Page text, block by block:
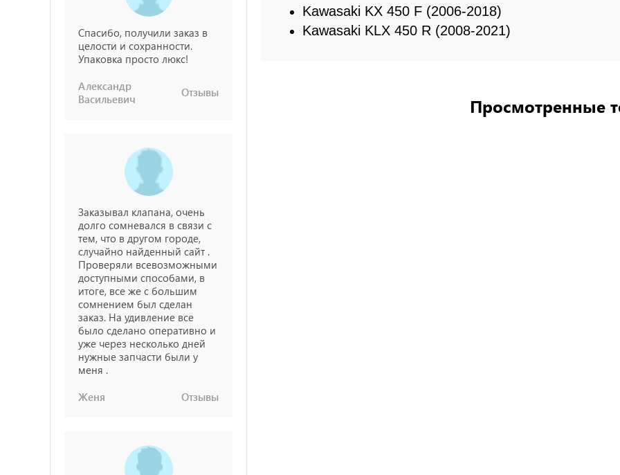
Спасибо, получили заказ в
целости и сохранности.
Упаковка просто люкс!
Александр
Васильевич
Отзывы
Заказывал клапана, очень
долго сомневался в связи с
тем, что в другом городе,
случайно найденный сайт .
Проверяли всевозможными
доступными способами, в
итоге, все же с большим
сомнением был сделан
заказ. На удивление все
было сделано оперативно и
уже через несколько дней
нужные запчасти были у
меня .
Женя
Отзывы
Kawasaki KX 450 F (2006-2018)
Kawasaki KLX 450 R (2008-2021)
Просмотренные